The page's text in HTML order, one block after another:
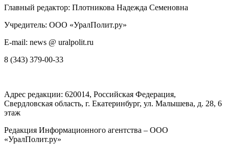
Главный редактор: Плотникова Надежда Семеновна
Учредитель: ООО «УралПолит.ру»
E-mail: news @ uralpolit.ru
8 (343) 379-00-33
Адрес редакции: 620014, Российская Федерация,
Свердловская область, г. Екатеринбург, ул. Малышева, д. 28, 6
этаж
Редакция Информационного агентства – ООО
«УралПолит.ру»